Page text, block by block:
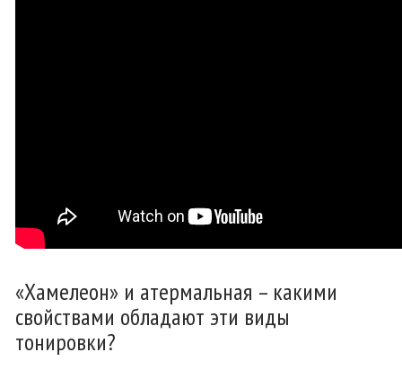
«Хамелеон» и атермальная – какими
свойствами обладают эти виды
тонировки?